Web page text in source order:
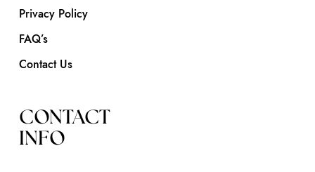
Privacy Policy
FAQ’s
Contact Us
CONTACT
INFO